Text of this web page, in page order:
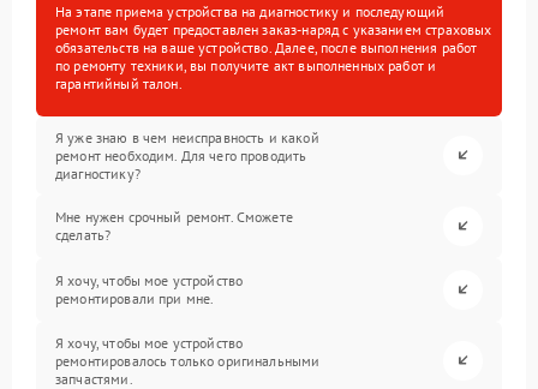
На этапе приема устройства на диагностику и последующий
ремонт вам будет предоставлен заказ-наряд с указанием страховых
обязательств на ваше устройство. Далее, после выполнения работ
по ремонту техники, вы получите акт выполненных работ и
гарантийный талон.
Я уже знаю в чем неисправность и какой
ремонт необходим. Для чего проводить
диагностику?
Мне нужен срочный ремонт. Сможете
сделать?
Я хочу, чтобы мое устройство
ремонтировали при мне.
Я хочу, чтобы мое устройство
ремонтировалось только оригинальными
запчастями.